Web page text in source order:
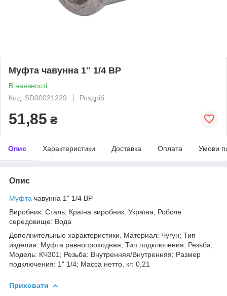
Муфта чавунна 1" 1/4 ВР
В наявності
Код: SD00021229
Роздріб
51,85 ₴
Опис Характеристики Доставка Оплата Умови
Опис
Муфта чавунна 1" 1/4 ВР
Виробник: Сталь; Країна виробник: Україна; Робоче
середовище: Вода
Дополнительные характеристики. Материал: Чугун; Тип
изделия: Муфта равнопроходная; Тип подключения: Резьба;
Модель: КЧ301; Резьба: Внутренняя/Внутренняя; Размер
подключения: 1" 1/4; Масса нетто, кг: 0,21
Приховати